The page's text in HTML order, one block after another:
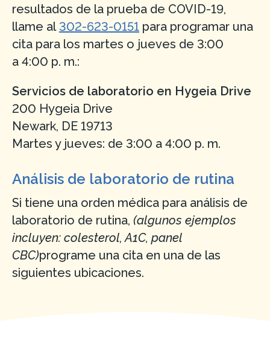
resultados de la prueba de COVID-19,
llame al 302-623-0151 para programar una
cita para los martes o jueves de 3:00
a 4:00 p. m.:
Servicios de laboratorio en Hygeia Drive
200 Hygeia Drive
Newark, DE 19713
Martes y jueves: de 3:00 a 4:00 p. m.
Análisis de laboratorio de rutina
Si tiene una orden médica para análisis de
laboratorio de rutina, (algunos ejemplos
incluyen: colesterol, A1C, panel
CBC)programe una cita en una de las
siguientes ubicaciones.